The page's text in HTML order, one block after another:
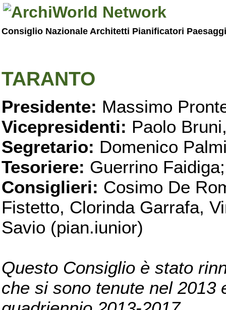
Consiglio Nazionale Architetti Pianificatori
TARANTO
Presidente: Massimo
Vicepresidenti: Paolo
Segretario: Domenico
Tesoriere: Guerrino Faidiga;
Consiglieri: Cosimo De
Fistetto, Clorinda Garrafa,
Savio (pian.iunior)
Questo Consiglio è stato
che si sono tenute nel 2013